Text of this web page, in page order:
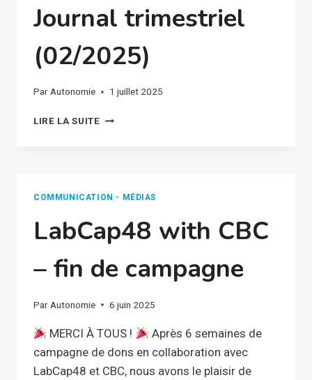
Journal trimestriel
(02/2025)
ParAutonomie 1 juillet 2025
LIRE LA SUITEJOURNAL
COMMUNICATION - MÉDIAS
LabCap48 with CBC
– fin de campagne
Par Autonomie 6 juin 2025
MERCI À TOUS !
Après 6 semaines de
campagne de dons en collaboration avec
LabCap48 et CBC, nous avons le plaisir de